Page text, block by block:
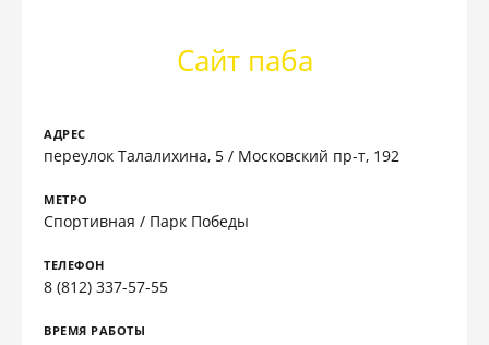
Сайт паба
АДРЕС
переулок Талалихина, 5 / Московский пр-т, 192
МЕТРО
Спортивная / Парк Победы
ТЕЛЕФОН
8 (812) 337-57-55
ВРЕМЯ РАБОТЫ